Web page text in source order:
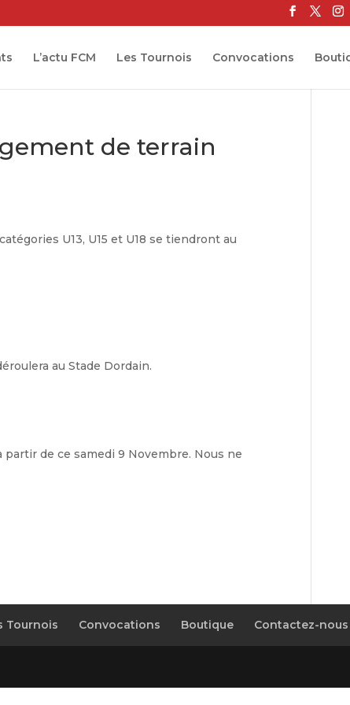
L’actu FCM Les Tournois Convocations
de terrain
U13, U15 et U18 se tiendront au
au Stade Dordain.
de ce samedi 9 Novembre. Nous ne
Tournois Convocations Boutique Contactez-nous